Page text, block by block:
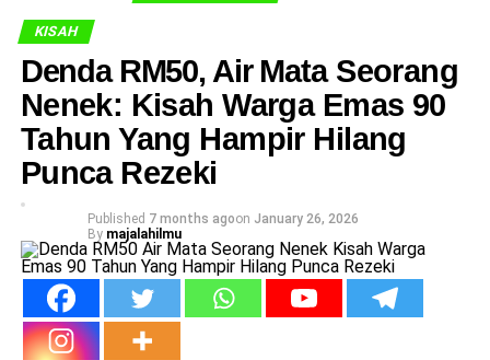
KISAH
Denda RM50, Air Mata Seorang
Nenek: Kisah Warga Emas 90
Tahun Yang Hampir Hilang
Punca Rezeki
Published 7 months agoon January 26, 2026
By majalahilmu